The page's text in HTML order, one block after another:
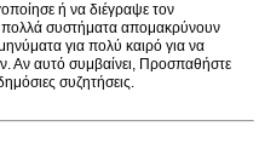
ή να διέγραψε τον
πολλά συστήματα απομακρύνουν
για πολύ καιρό για να
Αν αυτό συμβαίνει, Προσπαθήστε
συζητήσεις.